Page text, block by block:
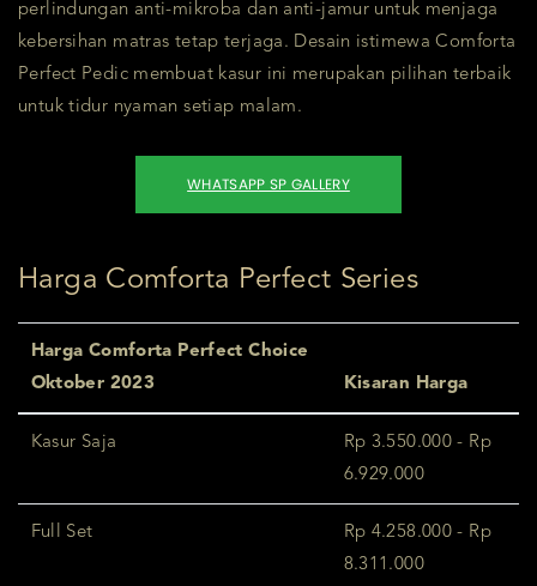
perlindungan anti-mikroba dan anti-jamur untuk menjaga
kebersihan matras tetap terjaga. Desain istimewa Comforta
Perfect Pedic membuat kasur ini merupakan pilihan terbaik
untuk tidur nyaman setiap malam.
WHATSAPP SP GALLERY
Harga Comforta Perfect Series
Harga Comforta Perfect Choice
Oktober 2023
Kisaran Harga
Kasur Saja
Rp 3.550.000 - Rp
6.929.000
Full Set
Rp 4.258.000 - Rp
8.311.000